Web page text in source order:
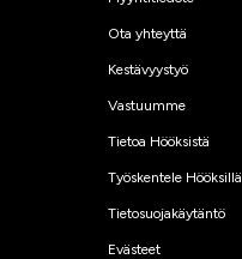
Ota yhteyttä
Kestävyystyö
Vastuumme
Tietoa Hööksistä
Työskentele Hööksillä
Tietosuojakäytäntö
Evästeet